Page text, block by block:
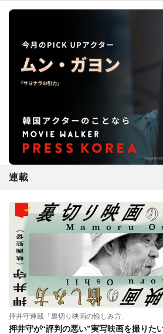
連載
押井守連載「裏切り映画の愉しみ方」
押井守が“評判の悪い”実写映画を撮りた